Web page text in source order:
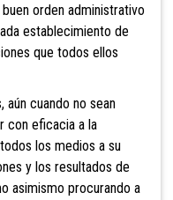
orden administrativo
establecimiento de
que todos ellos
cuando no sean
con eficacia a la
los medios a su
y los resultados de
asimismo procurando a